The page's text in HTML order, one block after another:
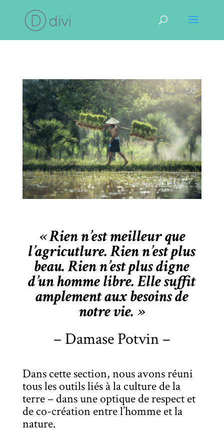
« Rien n’est meilleur que
l’agricutlure. Rien n’est plus
beau. Rien n’est plus digne
d’un homme libre. Elle suffit
amplement aux besoins de
notre vie. »
– Damase Potvin –
Dans cette section, nous avons réuni
tous les outils liés à la culture de la
terre – dans une optique de respect et
de co-création entre l’homme et la
nature.